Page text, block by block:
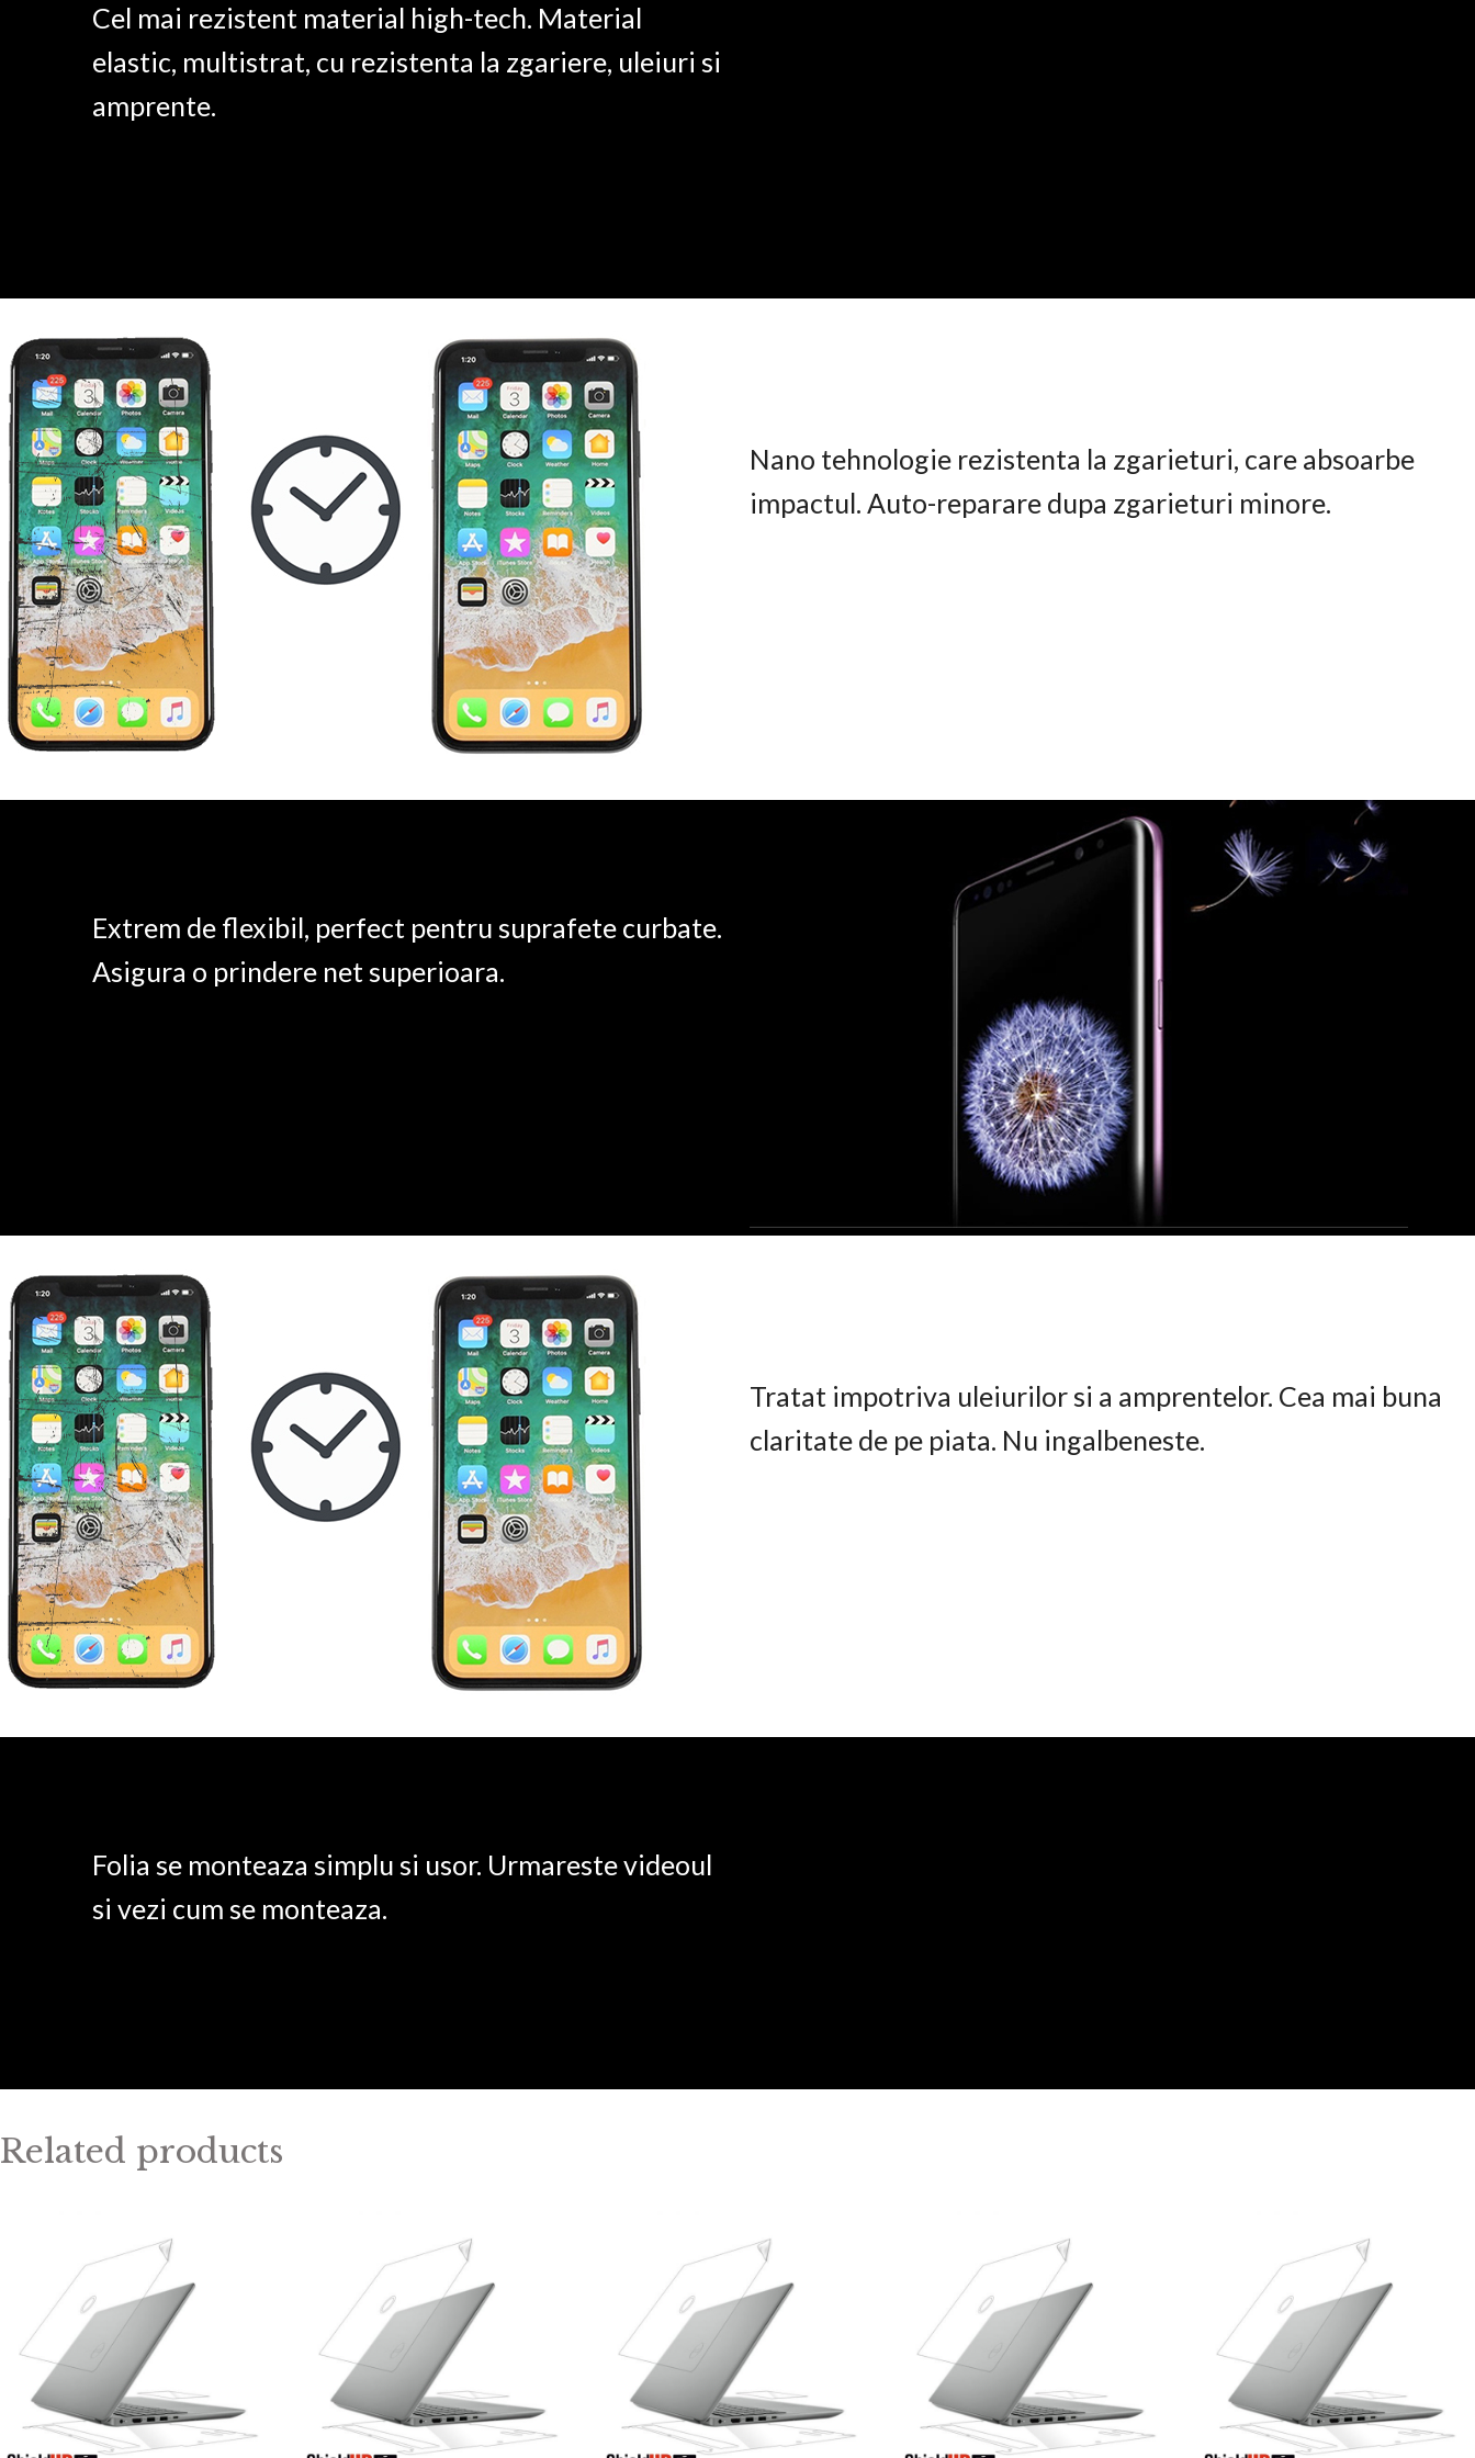
Cel mai rezistent material high-tech. Material
elastic, multistrat, cu rezistenta la zgariere, uleiuri si
amprente.
Nano tehnologie rezistenta la zgarieturi, care absoarbe
impactul. Auto-reparare dupa zgarieturi minore.
Extrem de flexibil, perfect pentru suprafete curbate.
Asigura o prindere net superioara.
Tratat impotriva uleiurilor si a amprentelor. Cea mai buna
claritate de pe piata. Nu ingalbeneste.
Folia se monteaza simplu si usor. Urmareste videoul
si vezi cum se monteaza.
Related products